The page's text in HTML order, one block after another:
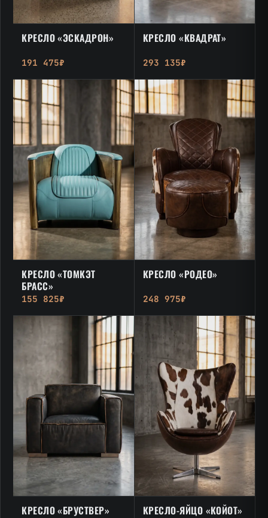
КРЕСЛО «ЭСКАДРОН»
191 475₽
КРЕСЛО «КВАДРАТ»
293 135₽
КРЕСЛО «ТОМКЭТ
БРАСС»
155 825₽
КРЕСЛО «РОДЕО»
248 975₽
КРЕСЛО «БРУСТВЕР» КРЕСЛО-ЯЙЦО «КОЙОТ»